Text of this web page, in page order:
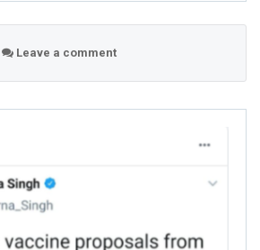
Leave a comment